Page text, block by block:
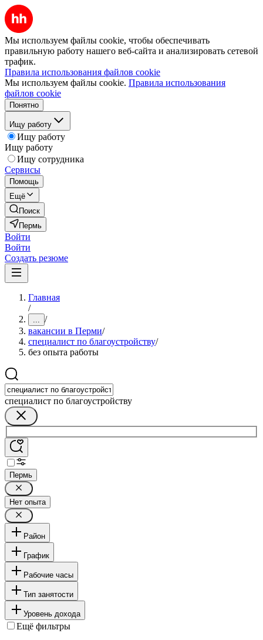
Мы используем файлы cookie, чтобы обеспечивать
правильную работу нашего веб-сайта и анализировать сетевой
трафик.
Правила использования файлов cookie
Мы используем файлы cookie. Правила использования
файлов cookie
Понятно
Ищу работу
Ищу работу
Ищу работу
Ищу сотрудника
Сервисы
Помощь
Ещё
Поиск
Пермь
Войти
Войти
Создать резюме
Главная
/
... /
вакансии в Перми/
специалист по благоустройству/
без опыта работы
специалист по благоустройству
Пермь
Нет опыта
Район
График
Рабочие часы
Тип занятости
Уровень дохода
Ещё фильтры